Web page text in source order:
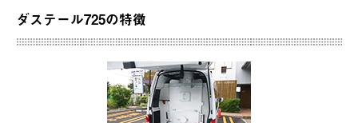
ダステール725の特徴